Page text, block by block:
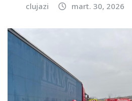
clujazi mart. 30, 2026